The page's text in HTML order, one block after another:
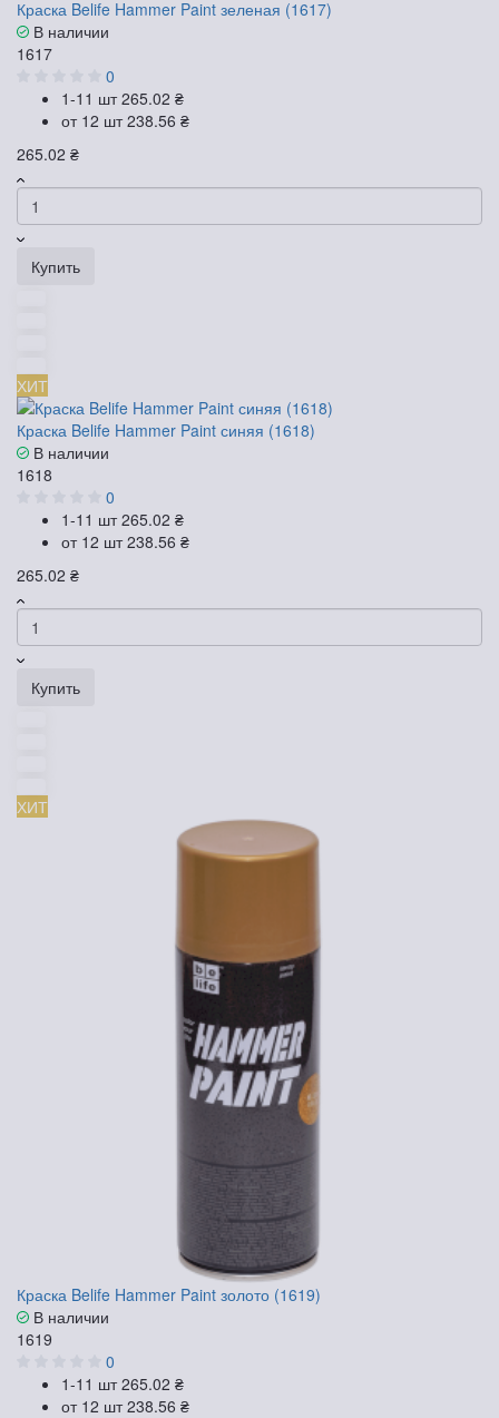
Краска Belife Hammer Paint зеленая (1617)
В наличии
1617
0
1-11 шт265.02 ₴
от 12 шт238.56 ₴
265.02 ₴
Купить
ХИТ
Краска Belife Hammer Paint синяя (1618)
В наличии
1618
0
1-11 шт265.02 ₴
от 12 шт238.56 ₴
265.02 ₴
Купить
ХИТ
Краска Belife Hammer Paint золото (1619)
В наличии
1619
0
1-11 шт265.02 ₴
от 12 шт238.56 ₴